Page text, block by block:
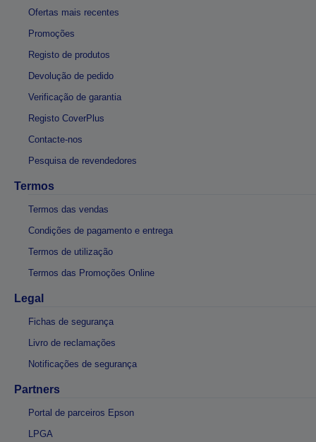
Ofertas mais recentes
Promoções
Registo de produtos
Devolução de pedido
Verificação de garantia
Registo CoverPlus
Contacte-nos
Pesquisa de revendedores
Termos
Termos das vendas
Condições de pagamento e entrega
Termos de utilização
Termos das Promoções Online
Legal
Fichas de segurança
Livro de reclamações
Notificações de segurança
Partners
Portal de parceiros Epson
LPGA